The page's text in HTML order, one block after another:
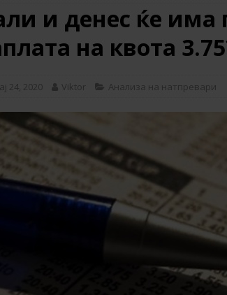
и денес ќе има
на квота
24, 2020 Viktor Анализа на натпревари